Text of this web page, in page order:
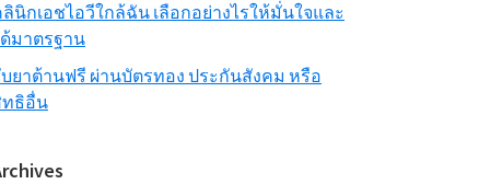
นิกเอชไอวีใกล้ฉัน เลือกอย่างไรให้มั่นใจและ
มาตรฐาน
ยาต้านฟรี ผ่านบัตรทอง ประกันสังคม หรือ
ธิอื่น